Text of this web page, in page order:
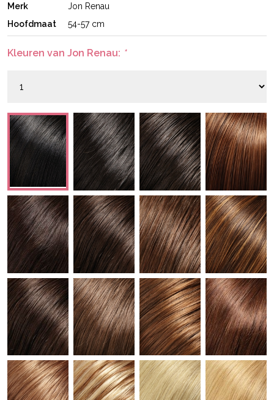
Merk
Jon Renau
Hoofdmaat
54-57 cm
Kleuren van Jon Renau: *